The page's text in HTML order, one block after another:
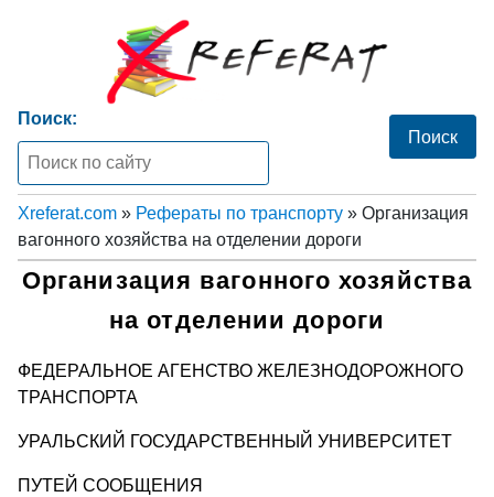
Поиск:
Xreferat.com » Рефераты по транспорту » Организация
вагонного хозяйства на отделении дороги
Организация вагонного хозяйства
на отделении дороги
ФЕДЕРАЛЬНОЕ АГЕНСТВО ЖЕЛЕЗНОДОРОЖНОГО
ТРАНСПОРТА
УРАЛЬСКИЙ ГОСУДАРСТВЕННЫЙ УНИВЕРСИТЕТ
ПУТЕЙ СООБЩЕНИЯ